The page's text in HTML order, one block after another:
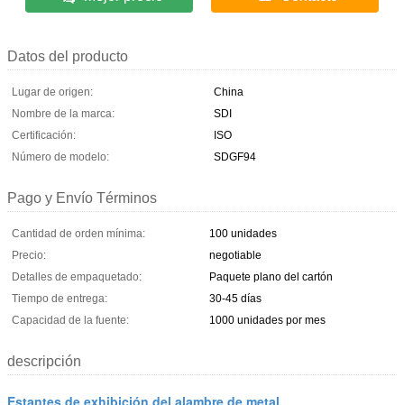
Datos del producto
Lugar de origen:
China
Nombre de la marca:
SDI
Certificación:
ISO
Número de modelo:
SDGF94
Pago y Envío Términos
Cantidad de orden mínima:
100 unidades
Precio:
negotiable
Detalles de empaquetado:
Paquete plano del cartón
Tiempo de entrega:
30-45 días
Capacidad de la fuente:
1000 unidades por mes
descripción
Estantes de exhibición del alambre de metal